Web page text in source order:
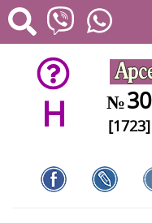
H №30
[1723]